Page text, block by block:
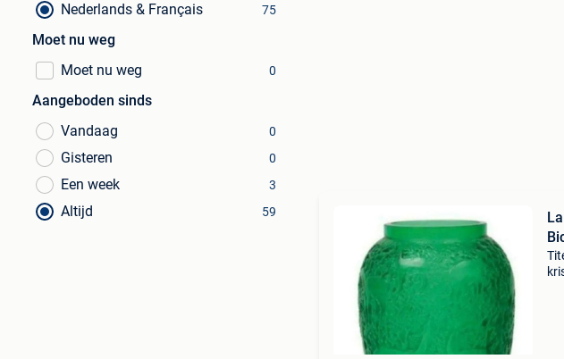
Nederlands & Français 75
Moet nu weg
Moet nu weg
0
Aangeboden sinds
Vandaag
0
Gisteren 0
Een week 3
Altijd 59